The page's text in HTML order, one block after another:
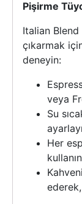
Pişirme
Italian Blend
çıkarmak
deneyin:
veya
Su
Her